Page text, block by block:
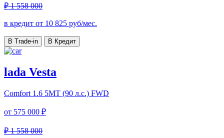
₽ 1 558 000
в кредит от 10 825 руб/мес.
В Trade-in В Кредит
lada Vesta
Comfort 1.6 5MT (90 л.с.) FWD
от 575 000 ₽
₽ 1 558 000